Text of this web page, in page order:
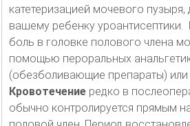
катетеризацией мочевого пузыря,
вашему ребенку
боль в головке полового члена
помощью пероральных
(обезболивающие препараты) или
Кровотечение редко в
обычно контролируется прямым